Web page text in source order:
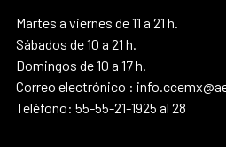
Martes a viernes de 11 a 21 h.
Sábados de 10 a 21 h.
Domingos de 10 a 17 h.
Correo electrónico :
Teléfono: 55-55-21-1925 al 28